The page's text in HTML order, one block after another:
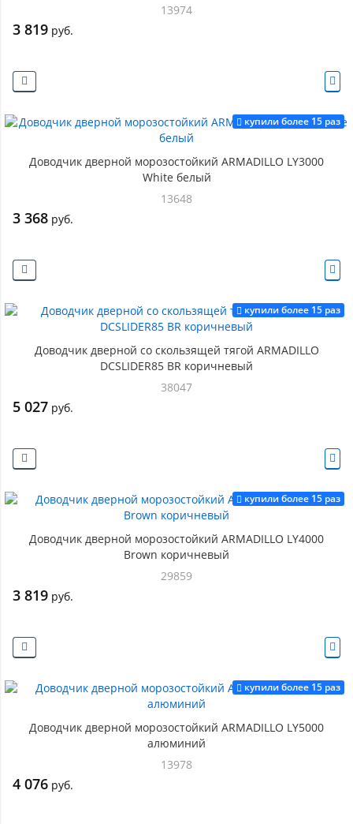
13974
3 819 руб.
купили более 15 раз
Доводчик дверной морозостойкий ARMADILLO LY3000
White белый
13648
3 368 руб.
купили более 15 раз
Доводчик дверной со скользящей тягой ARMADILLO
DCSLIDER85 BR коричневый
38047
5 027 руб.
купили более 15 раз
Доводчик дверной морозостойкий ARMADILLO LY4000
Brown коричневый
29859
3 819 руб.
купили более 15 раз
Доводчик дверной морозостойкий ARMADILLO LY5000
алюминий
13978
4 076 руб.